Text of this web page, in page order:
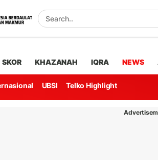
SKOR KHAZANAH IQRA NEWS
UBSI Telko Highlight